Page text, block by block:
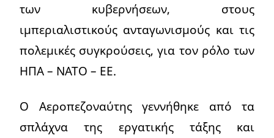
των κυβερνήσεων, στους
ιμπεριαλιστικούς ανταγωνισμούς και τις
πολεμικές συγκρούσεις, για τον ρόλο των
ΗΠΑ – ΝΑΤΟ – ΕΕ.
Ο Αεροπεζοναύτης γεννήθηκε από τα
σπλάχνα της εργατικής τάξης και